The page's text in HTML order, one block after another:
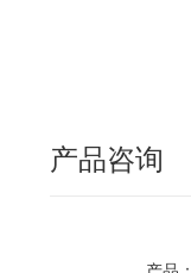
产品咨询